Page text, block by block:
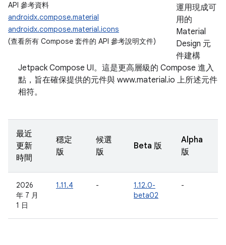
API 參考資料
androidx.compose.material
androidx.compose.material.icons
(查看所有 Compose 套件的 API 參考說明文件)
運用現成可
用的
Material
Design 元
件建構
Jetpack Compose UI。這是更高層級的 Compose 進入
點，旨在確保提供的元件與 www.material.io 上所述元件
相符。
最近
更新
時間
穩定
版
候選
版
Beta 版
Alpha
版
2026
年 7 月
1 日
1.11.4 -
1.12.0-
beta02
-